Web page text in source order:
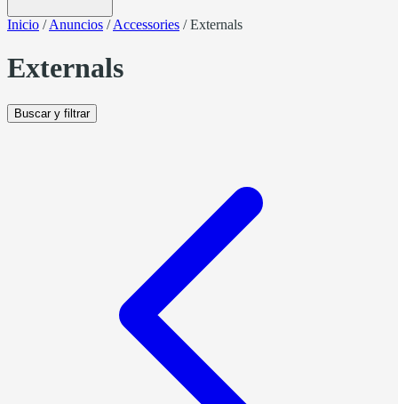
Inicio /Anuncios /Accessories /Externals
Externals
Buscar y filtrar